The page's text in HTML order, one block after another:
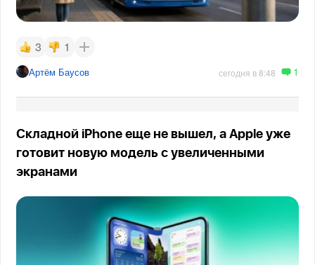
3 1
Артём Баусов сегодня в 8:48 1
Складной iPhone еще не вышел, а Apple уже
готовит новую модель с увеличенными
экранами